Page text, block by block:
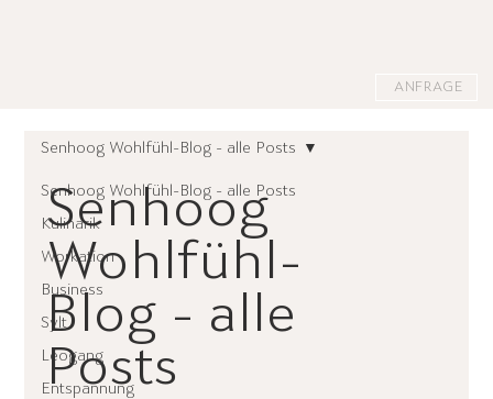
ANFRAGE
Senhoog Wohlfühl-Blog - alle Posts
Kulinarik
Workation
Business
Sylt
Leogang
Entspannung
Senhoog Wohlfühl-Blog - alle Posts
Senhoog
Wohlfühl-
Blog - alle
Posts